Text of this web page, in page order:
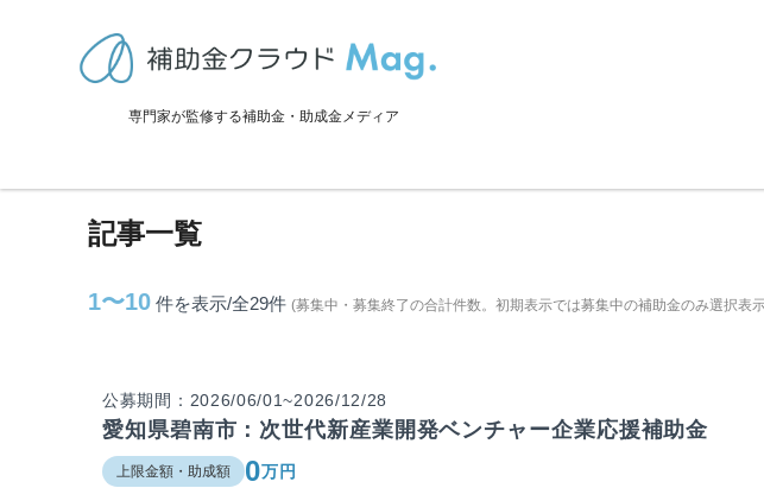
専門家が監修する補助金・助成金メディア
>補助金・助成金詳細
碧南市に関連する記事
記事一覧
1〜10 件を表示/全29件 (募集中・募集終了の合計件数。初期表示では募集中の補助金のみ選択表
公募期間：2026/06/01~2026/12/28
愛知県碧南市：次世代新産業開発ベンチャー企業応援補助金
上限金額・助成額 0万円